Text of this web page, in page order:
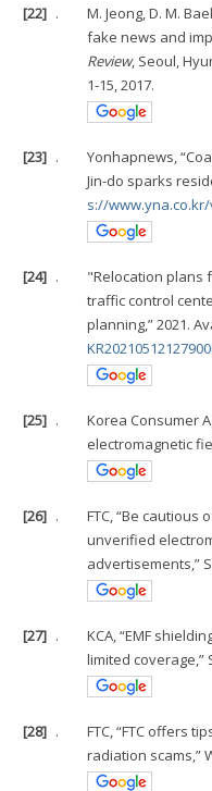
[22] .
M. Jeong, D. M.
fake news and
Review, Seoul,
1-15, 2017.
[23] .
Yonhapnews,
Jin-do sparks
s://www.yna.co.kr/
[24] .
"Relocation plans
traffic control
planning,” 2021.
[25] .
Korea Consumer
electromagnetic
[26] .
FTC, “Be
unverified
advertisements,”
[27] .
KCA, “EMF
limited coverage,”
[28] .
FTC, “FTC offers
radiation scams,”